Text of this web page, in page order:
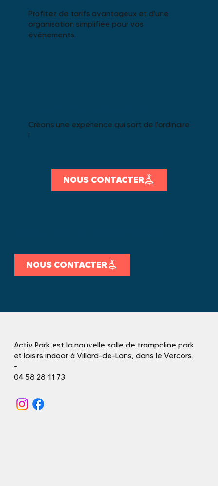
Profitez de tarifs avantageux et d'une
organisation simplifiée pour vos
événements.
Créons une expérience qui sort de l'ordinaire
!
NOUS CONTACTER
NOUS CONTACTER
Activ Park est la nouvelle salle de trampoline park
et loisirs indoor à Villard-de-Lans, dans le Vercors.
-
04 58 28 11 73